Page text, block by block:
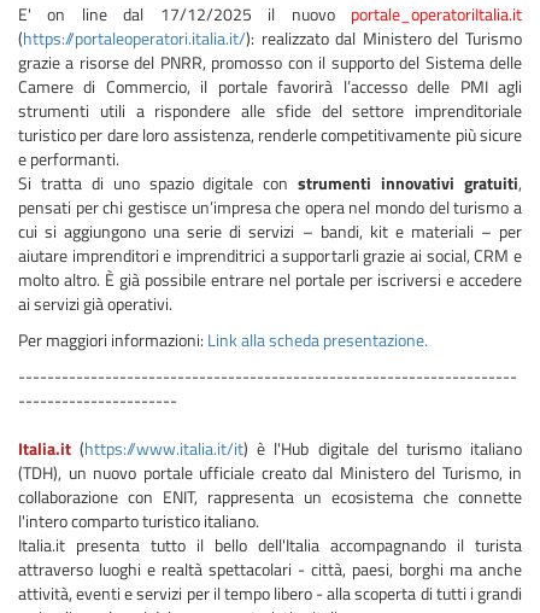
E' on line dal 17/12/2025 il nuovo portale_operatoriItalia.it
(https://portaleoperatori.italia.it/): realizzato dal Ministero del Turismo
grazie a risorse del PNRR, promosso con il supporto del Sistema delle
Camere di Commercio, il portale favorirà l’accesso delle PMI agli
strumenti utili a rispondere alle sfide del settore imprenditoriale
turistico per dare loro assistenza, renderle competitivamente più sicure
e performanti.
Si tratta di uno spazio digitale construmenti innovativi gratuiti,
pensati per chi gestisce un’impresa che opera nel mondo del turismo a
cui si aggiungono una serie di servizi – bandi, kit e materiali – per
aiutare imprenditori e imprenditrici a supportarli grazie ai social, CRM e
molto altro. È già possibile entrare nel portale per iscriversi e accedere
ai servizi già operativi.
Per maggiori informazioni: Link alla scheda presentazione.
---------------------------------------------------------------------
----------------------
Italia.it (https://www.italia.it/it) è l'Hub digitale del turismo italiano
(TDH), un nuovo portale ufficiale creato dal Ministero del Turismo, in
collaborazione con ENIT, rappresenta un ecosistema che connette
l'intero comparto turistico italiano.
Italia.it presenta tutto il bello dell'Italia accompagnando il turista
attraverso luoghi e realtà spettacolari - città, paesi, borghi ma anche
attività, eventi e servizi per il tempo libero - alla scoperta di tutti i grandi